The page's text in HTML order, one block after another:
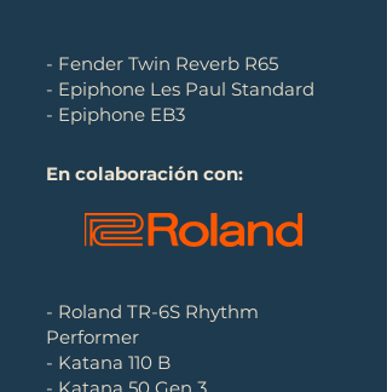
- Fender Twin Reverb R65
- Epiphone Les Paul Standard
- Epiphone EB3
En colaboración con:
- Roland TR-6S Rhythm
Performer
- Katana 110 B